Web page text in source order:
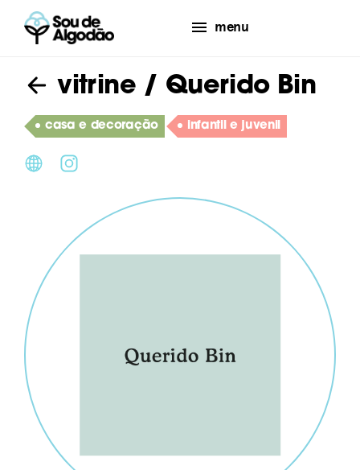
menu
vitrine/ Querido Bin
casa e decoração infantil e juvenil